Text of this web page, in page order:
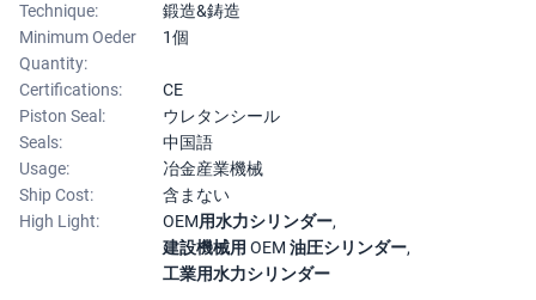
Technique:
鍛造&鋳造
Minimum Oeder
Quantity:
1個
Certifications:
CE
Piston Seal:
ウレタンシール
Seals:
中国語
Usage:
冶金産業機械
Ship Cost:
含まない
High Light:
OEM用水力シリンダー,
建設機械用 OEM 油圧シリンダー,
工業用水力シリンダー